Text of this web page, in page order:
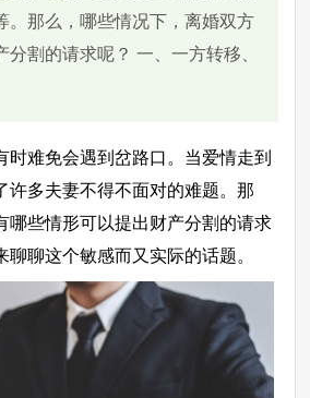
。那么，哪些情况下，离婚双方
分割的请求呢？ 一、一方转移、
时难免会遇到岔路口。当爱情走到
许多夫妻不得不面对的难题。那
哪些情形可以提出财产分割的请求
聊聊这个敏感而又实际的话题。